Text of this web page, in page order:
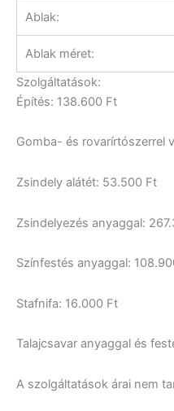
Ablak:
Ablak méret:
Szolgáltatások:
Építés: 138.600 Ft
Gomba- és rovarírtószerrel
Zsindely alátét: 53.500 Ft
Zsindelyezés anyaggal:
Színfestés anyaggal:
Stafnifa: 16.000 Ft
Talajcsavar anyaggal és
A szolgáltatások árai nem